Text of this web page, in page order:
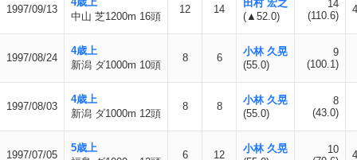
1997/09/13
中山 芝1200m 16頭
12 14
田村 宏之
(▲52.0)
14
(110.6)
1997/08/24
4歳上
新潟 ダ1000m 10頭
8 6
小林 久晃
(55.0)
9
(100.1)
1997/08/03
4歳上
新潟 ダ1000m 12頭
8 8
小林 久晃
(55.0)
8
(43.0)
1997/07/05
5歳上
6 12
小林 久晃
10